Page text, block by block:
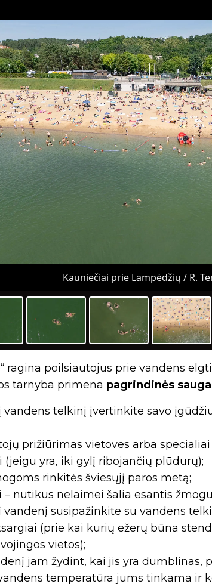
Kauniečiai prie Lampėdžių / R.
ragina poilsiautojus prie vandens
tarnyba primena pagrindinės
vandens telkinį įvertinkite savo
prižiūrimas vietoves arba
(jeigu yra, iki gylį ribojančių plūdurų);
rinkitės šviesųjį paros metą;
nutikus nelaimei šalia esantis
susipažinkite su vandens
(prie kai kurių ežerų būna
vietos);
jam žydint, kai jis yra dumblinas,
temperatūra jums tinkama ir